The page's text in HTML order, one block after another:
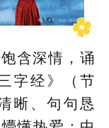
含深情，诵
字经》（节
晰、句句恳